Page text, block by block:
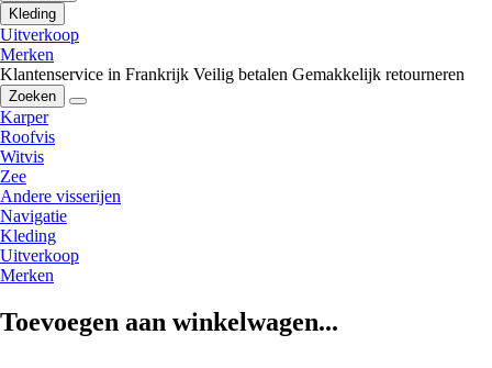
Kleding
Uitverkoop
Merken
Klantenservice in Frankrijk Veilig betalen Gemakkelijk retourneren
Zoeken
Karper
Roofvis
Witvis
Zee
Andere visserijen
Navigatie
Kleding
Uitverkoop
Merken
Toevoegen aan winkelwagen...